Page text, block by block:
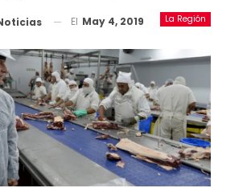
La Región
El May 4, 2019